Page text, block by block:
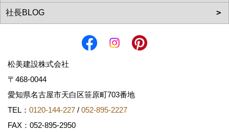
松美建設株式会社
〒468-0044
愛知県名古屋市天白区笹原町703番地
TEL： 0120-144-227 / 052-895-2227
FAX：052-895-2950